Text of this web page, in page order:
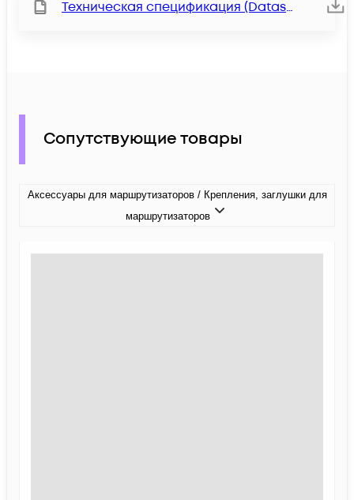
Техническая спецификация (Datasheet)
Сопутствующие товары
Аксессуары для маршрутизаторов / Крепления, заглушки для
маршрутизаторов